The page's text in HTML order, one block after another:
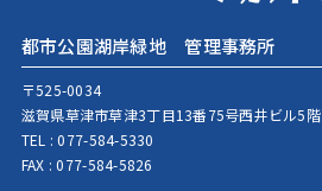
都市公園湖岸緑地 管理事務所
〒525-0034
滋賀県草津市草津3丁目13番75号西井ビル5階
TEL :077-584-5330
FAX : 077-584-5826